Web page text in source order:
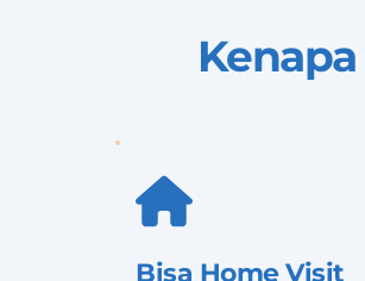
Bisa Home Visit